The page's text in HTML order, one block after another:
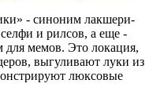
- синоним лакшери-
и рилсов, а еще -
для мемов. Это локация,
выгуливают луки из
люксовые